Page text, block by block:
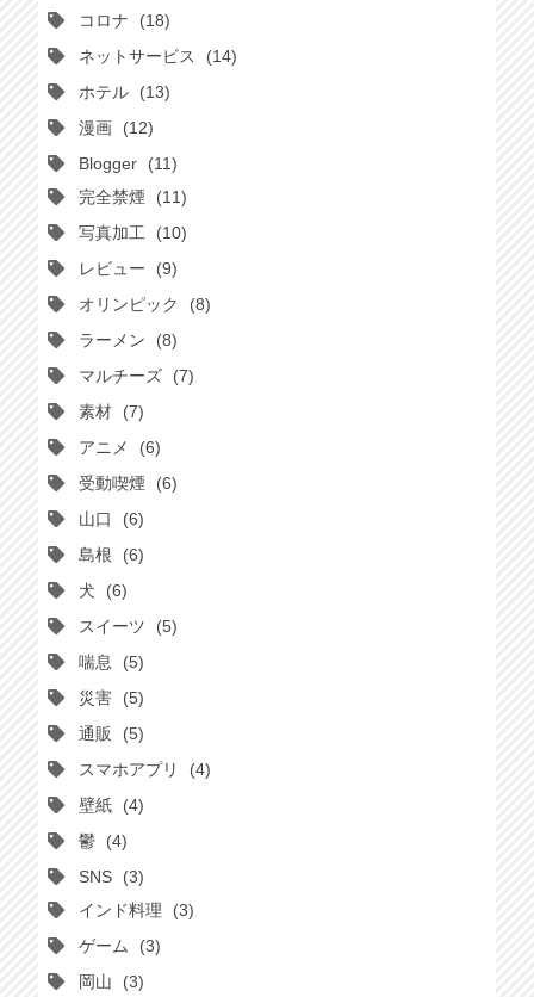
コロナ
18
ネットサービス
14
ホテル
13
漫画
12
Blogger
11
完全禁煙
11
写真加工
10
レビュー
9
オリンピック
8
ラーメン
8
マルチーズ
7
素材
7
アニメ
6
受動喫煙
6
山口
6
島根
6
犬
6
スイーツ
5
喘息
5
災害
5
通販
5
スマホアプリ
4
壁紙
4
鬱
4
SNS
3
インド料理
3
ゲーム
3
岡山
3